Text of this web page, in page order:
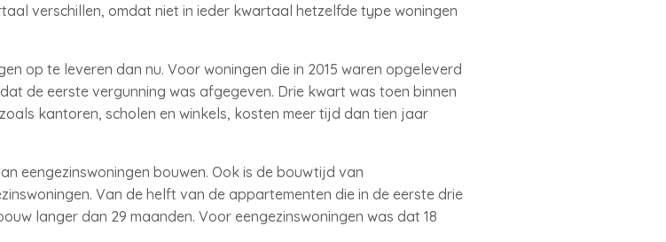
verschillen, omdat niet in ieder kwartaal hetzelfde type woningen
op te leveren dan nu. Voor woningen die in 2015 waren opgeleverd
de eerste vergunning was afgegeven. Drie kwart was toen binnen
kantoren, scholen en winkels, kosten meer tijd dan tien jaar
eengezinswoningen bouwen. Ook is de bouwtijd van
Van de helft van de appartementen die in de eerste drie
langer dan 29 maanden. Voor eengezinswoningen was dat 18